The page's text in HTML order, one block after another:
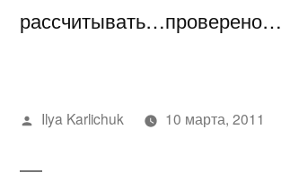
рассчитывать…проверено…
Написано
Ilya Karlichuk 10 марта, 2011